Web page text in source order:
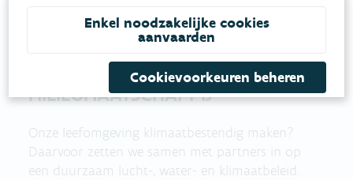
MILIEUMAATSCHAPPIJ
Onze leefomgeving klimaatbestendig maken?
Daarvoor zetten we samen met partners in op
een duurzaam lucht-, water- en klimaatbeleid.
Enkel noodzakelijke cookies
aanvaarden
Cookievoorkeuren beheren